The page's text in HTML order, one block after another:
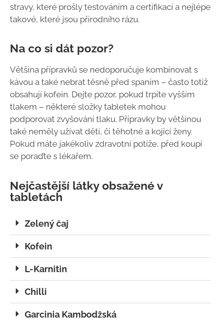
stravy, které prošly testováním a certifikací a nejlépe
takové, které jsou přírodního rázu.
Na co si dát pozor?
Většina přípravků se nedoporučuje kombinovat s
kávou a také nebrat těsně před spaním – často totiž
obsahují kofein. Dejte pozor, pokud trpíte vyšším
tlakem – některé složky tabletek mohou
podporovat zvyšování tlaku. Přípravky by většinou
také neměly užívat děti, či těhotné a kojící ženy.
Pokud máte jakékoliv zdravotní potíže, před koupí
se poraďte s lékařem.
Nejčastější látky obsažené v
tabletách
Zelený čaj
Kofein
L-Karnitin
Chilli
Garcinia Kambodžská